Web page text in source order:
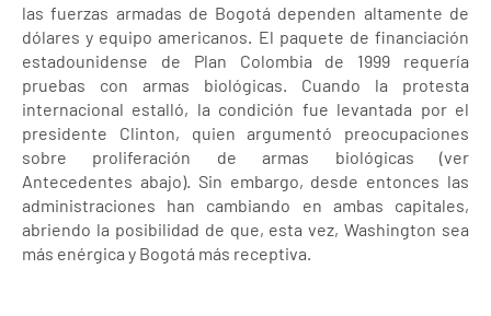
las fuerzas armadas de Bogotá dependen altamente de
dólares y equipo americanos. El paquete de financiación
estadounidense de Plan Colombia de 1999 requería
pruebas con armas biológicas. Cuando la protesta
internacional estalló, la condición fue levantada por el
presidente Clinton, quien argumentó preocupaciones
sobre proliferación de armas biológicas (ver
Antecedentes abajo). Sin embargo, desde entonces las
administraciones han cambiando en ambas capitales,
abriendo la posibilidad de que, esta vez, Washington sea
más enérgica y Bogotá más receptiva.